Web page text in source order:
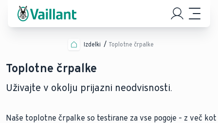
Izdelki Toplotne črpalke
Toplotne črpalke
Uživajte v okolju prijazni neodvisnosti.
Naše toplotne črpalke so testirane za vse pogoje – z več kot